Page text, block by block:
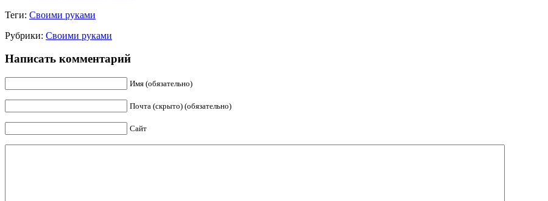
Теги: Своими руками
Рубрики: Своими руками
Написать комментарий
Имя (обязательно)
Почта (скрыто) (обязательно)
Сайт